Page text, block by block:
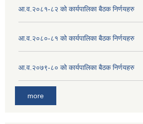
आ.व.२०८१-८२ को कार्यपालिका बैठक निर्णयहरु
आ.व.२०८०-८१ को कार्यपालिका बैठक निर्णयहरु
आ.व.२०७९-८० को कार्यपालिका बैठक निर्णयहरु
more